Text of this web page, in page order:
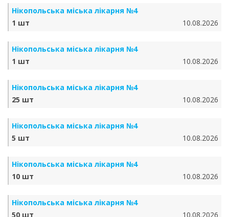
Нікопольська міська лікарня №4
1 шт
10.08.2026
Нікопольська міська лікарня №4
1 шт
10.08.2026
Нікопольська міська лікарня №4
25 шт
10.08.2026
Нікопольська міська лікарня №4
5 шт
10.08.2026
Нікопольська міська лікарня №4
10 шт
10.08.2026
Нікопольська міська лікарня №4
50 шт
10.08.2026